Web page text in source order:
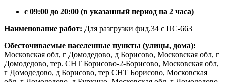
с 09:00 до 20:00 (в указанный период на 2 часа)
Наименование работ: Для разгрузки фид.34 с ПС-663
Обесточиваемые населенные пункты (улицы, дома):
Московская обл, г Домодедово, д Борисово, Московская обл, г
Домодедово, тер. СНТ Борисово-2-Борисово, Московская обл,
г Домодедово, д Борисово, тер СНТ Борисово, Московская